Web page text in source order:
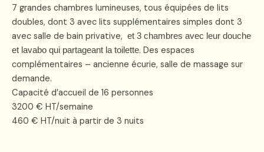
7 grandes chambres lumineuses, tous équipées de lits
doubles, dont 3 avec lits supplémentaires simples dont 3
avec salle de bain privative, et 3 chambres avec leur douche
et lavabo qui partageant la toilette. Des espaces
complémentaires – ancienne écurie, salle de massage sur
demande.
Capacité d’accueil de 16 personnes
3200 € HT/semaine
460 € HT/nuit à partir de 3 nuits